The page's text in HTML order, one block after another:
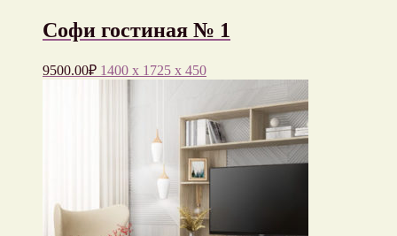
Софи гостиная № 1
9500.00₽ 1400 x 1725 x 450